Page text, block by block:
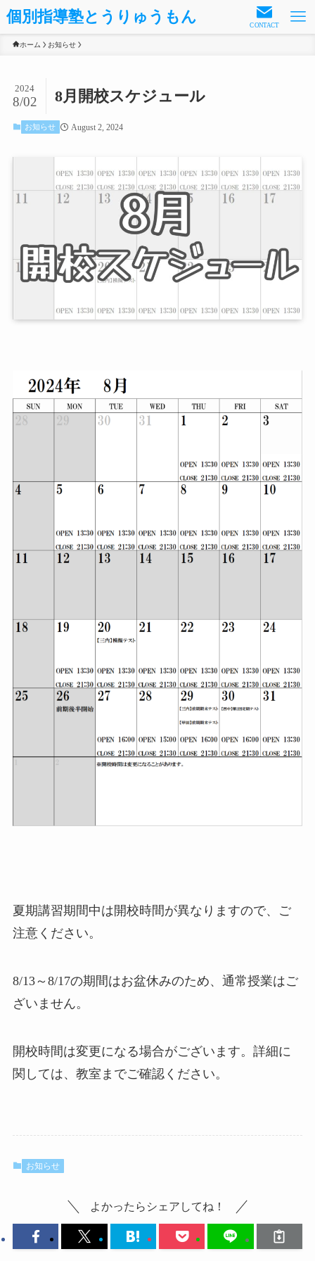
個別指導塾とうりゅうもん CONTACT
ホーム お知らせ
8月開校スケジュール
2024
8/02
お知らせ August 2, 2024
夏期講習期間中は開校時間が異なりますので、ご
注意ください。
8/13～8/17の期間はお盆休みのため、通常授業はご
ざいません。
開校時間は変更になる場合がございます。詳細に
関しては、教室までご確認ください。
お知らせ
よかったらシェアしてね！